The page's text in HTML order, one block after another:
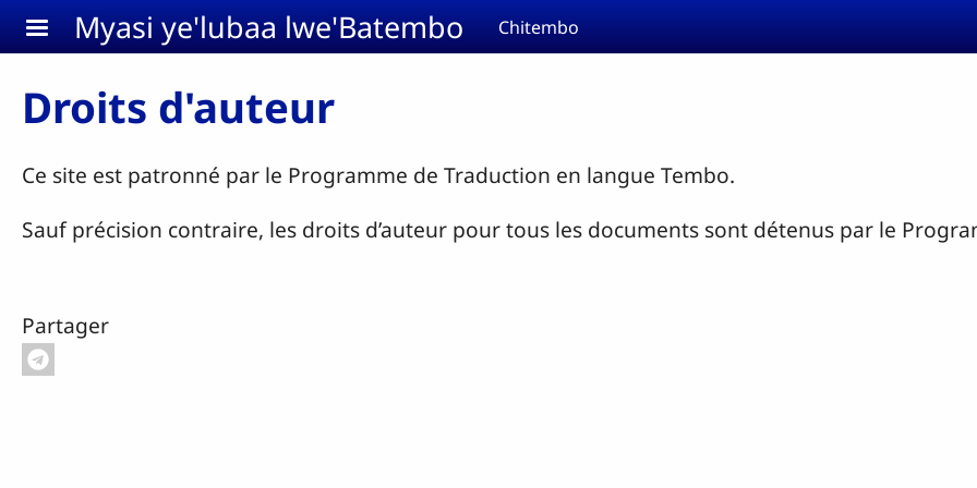
Aller au contenu principal
Myasi ye'lubaa lwe'Batembo Chitembo
Droits d'auteur
Ce site est patronné par le Programme de Traduction en langue Tembo.
Sauf précision contraire, les droits d’auteur pour tous les documents sont détenus par le
Partager